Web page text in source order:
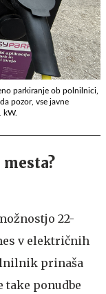
parkiranje ob polnilnici,
pozor, vse javne
kW.
22-
v električnih
prinaša
ponudbe